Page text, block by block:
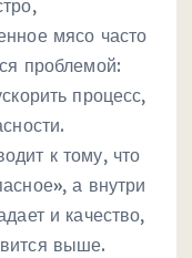
мясо часто
проблемой:
процесс,
к тому, что
а внутри
и качество,
выше.